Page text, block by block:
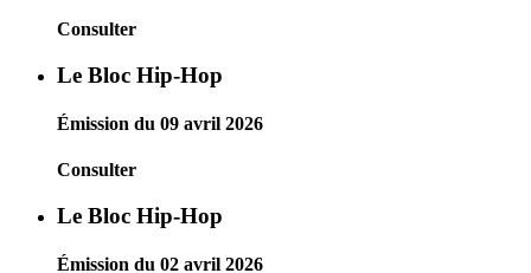
Consulter
Le Bloc Hip-Hop
Émission du 09 avril 2026
Consulter
Le Bloc Hip-Hop
Émission du 02 avril 2026